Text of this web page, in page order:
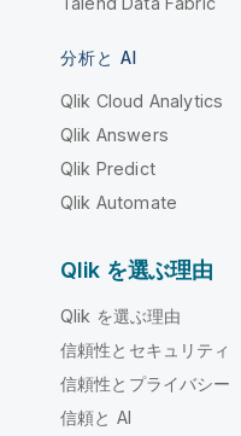
分析と AI
Qlik Cloud Analytics
Qlik Answers
Qlik Predict
Qlik Automate
Qlik を選ぶ理由
Qlik を選ぶ理由
信頼性とセキュリティ
信頼性とプライバシー
信頼と AI